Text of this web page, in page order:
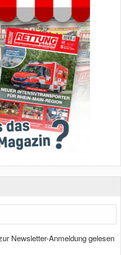
Newsletter-Anmeldung gelesen